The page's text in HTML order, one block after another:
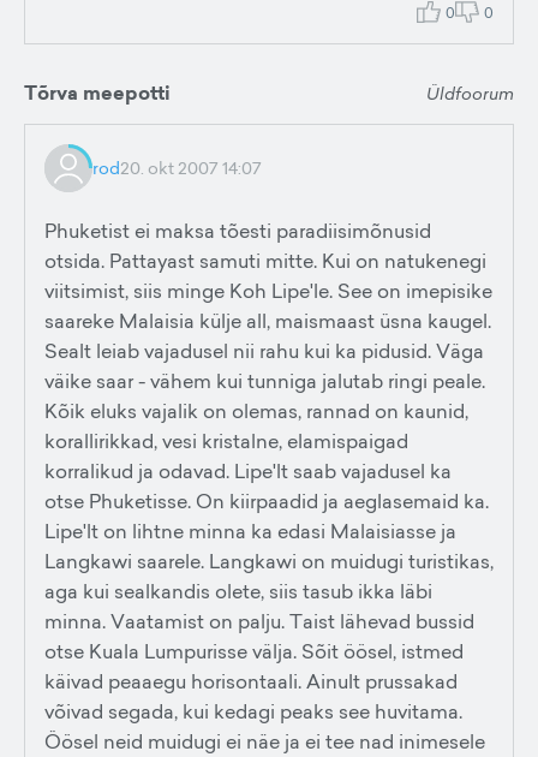
0 0
Tõrva meepotti Üldfoorum
rod20. okt 2007 14:07
Phuketist ei maksa tõesti paradiisimõnusid
otsida. Pattayast samuti mitte. Kui on natukenegi
viitsimist, siis minge Koh Lipe'le. See on imepisike
saareke Malaisia külje all, maismaast üsna kaugel.
Sealt leiab vajadusel nii rahu kui ka pidusid. Väga
väike saar - vähem kui tunniga jalutab ringi peale.
Kõik eluks vajalik on olemas, rannad on kaunid,
korallirikkad, vesi kristalne, elamispaigad
korralikud ja odavad. Lipe'lt saab vajadusel ka
otse Phuketisse. On kiirpaadid ja aeglasemaid ka.
Lipe'lt on lihtne minna ka edasi Malaisiasse ja
Langkawi saarele. Langkawi on muidugi turistikas,
aga kui sealkandis olete, siis tasub ikka läbi
minna. Vaatamist on palju. Taist lähevad bussid
otse Kuala Lumpurisse välja. Sõit öösel, istmed
käivad peaaegu horisontaali. Ainult prussakad
võivad segada, kui kedagi peaks see huvitama.
Öösel neid muidugi ei näe ja ei tee nad inimesele